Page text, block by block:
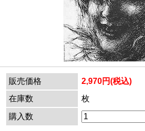
販売価格
2,970円(税込)
在庫数
枚
購入数